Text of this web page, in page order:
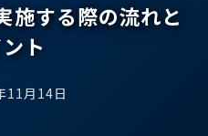
施する際の流れと
ト
11月14日